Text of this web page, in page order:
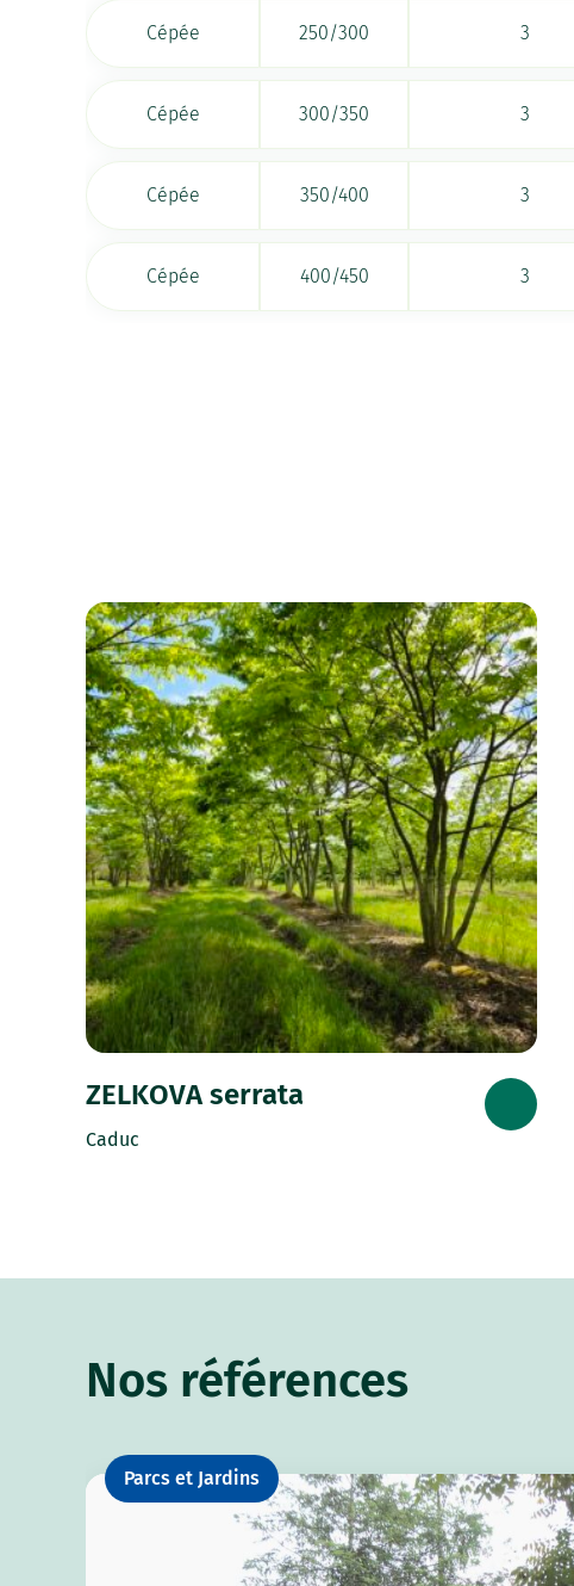
Cépée 250/300 3
Cépée 300/350 3
Cépée 350/400 3
Cépée 400/450 3
ZELKOVA serrata
Caduc
Nos références
Parcs et Jardins